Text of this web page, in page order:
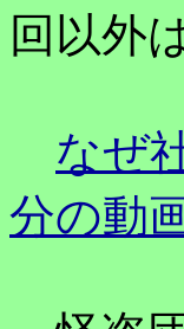
回以外
なぜ
分の動